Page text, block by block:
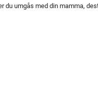
du umgås med din mamma,